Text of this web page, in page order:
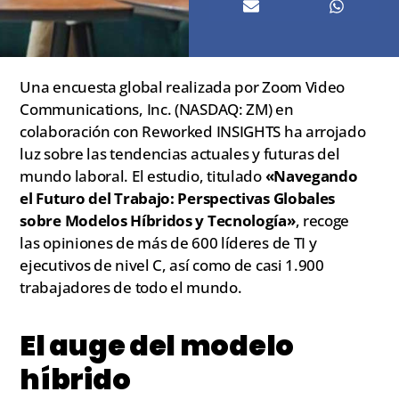
Una encuesta global realizada por Zoom Video
Communications, Inc. (NASDAQ: ZM) en
colaboración con Reworked INSIGHTS ha arrojado
luz sobre las tendencias actuales y futuras del
mundo laboral. El estudio, titulado«Navegando
el Futuro del Trabajo: Perspectivas Globales
sobre Modelos Híbridos y Tecnología», recoge
las opiniones de más de 600 líderes de TI y
ejecutivos de nivel C, así como de casi 1.900
trabajadores de todo el mundo.
El auge del modelo
híbrido